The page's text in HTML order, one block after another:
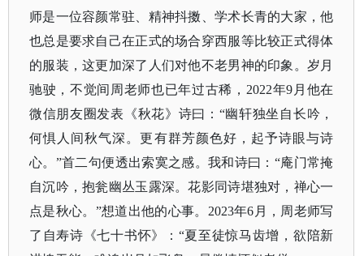
师是一位容颜常驻、精神抖擞、学术长青的大家，他
也总是要求自己在正式的场合穿西服等比较正式得体
的服装，这更加深了人们对他不老男神的印象。岁月
驰驶，不觉间周老师也已年过古稀，2022年9月他在
微信朋友圈发表《秋花》诗曰：“幽轩独坐自长吟，
何惧人间秋气深。更有群芳颜色好，起予诗眼与诗
心。”首二句便透出索寞之感。我和诗曰：“庵门常掩
自沉吟，抱瓮幽丛玉露深。花影同诗堪独对，禅心一
点是秋心。”想道出他的心事。2023年6月，周老师写
了自寿诗《七十书怀》：“夏至徒惊马齿增，欲陪新